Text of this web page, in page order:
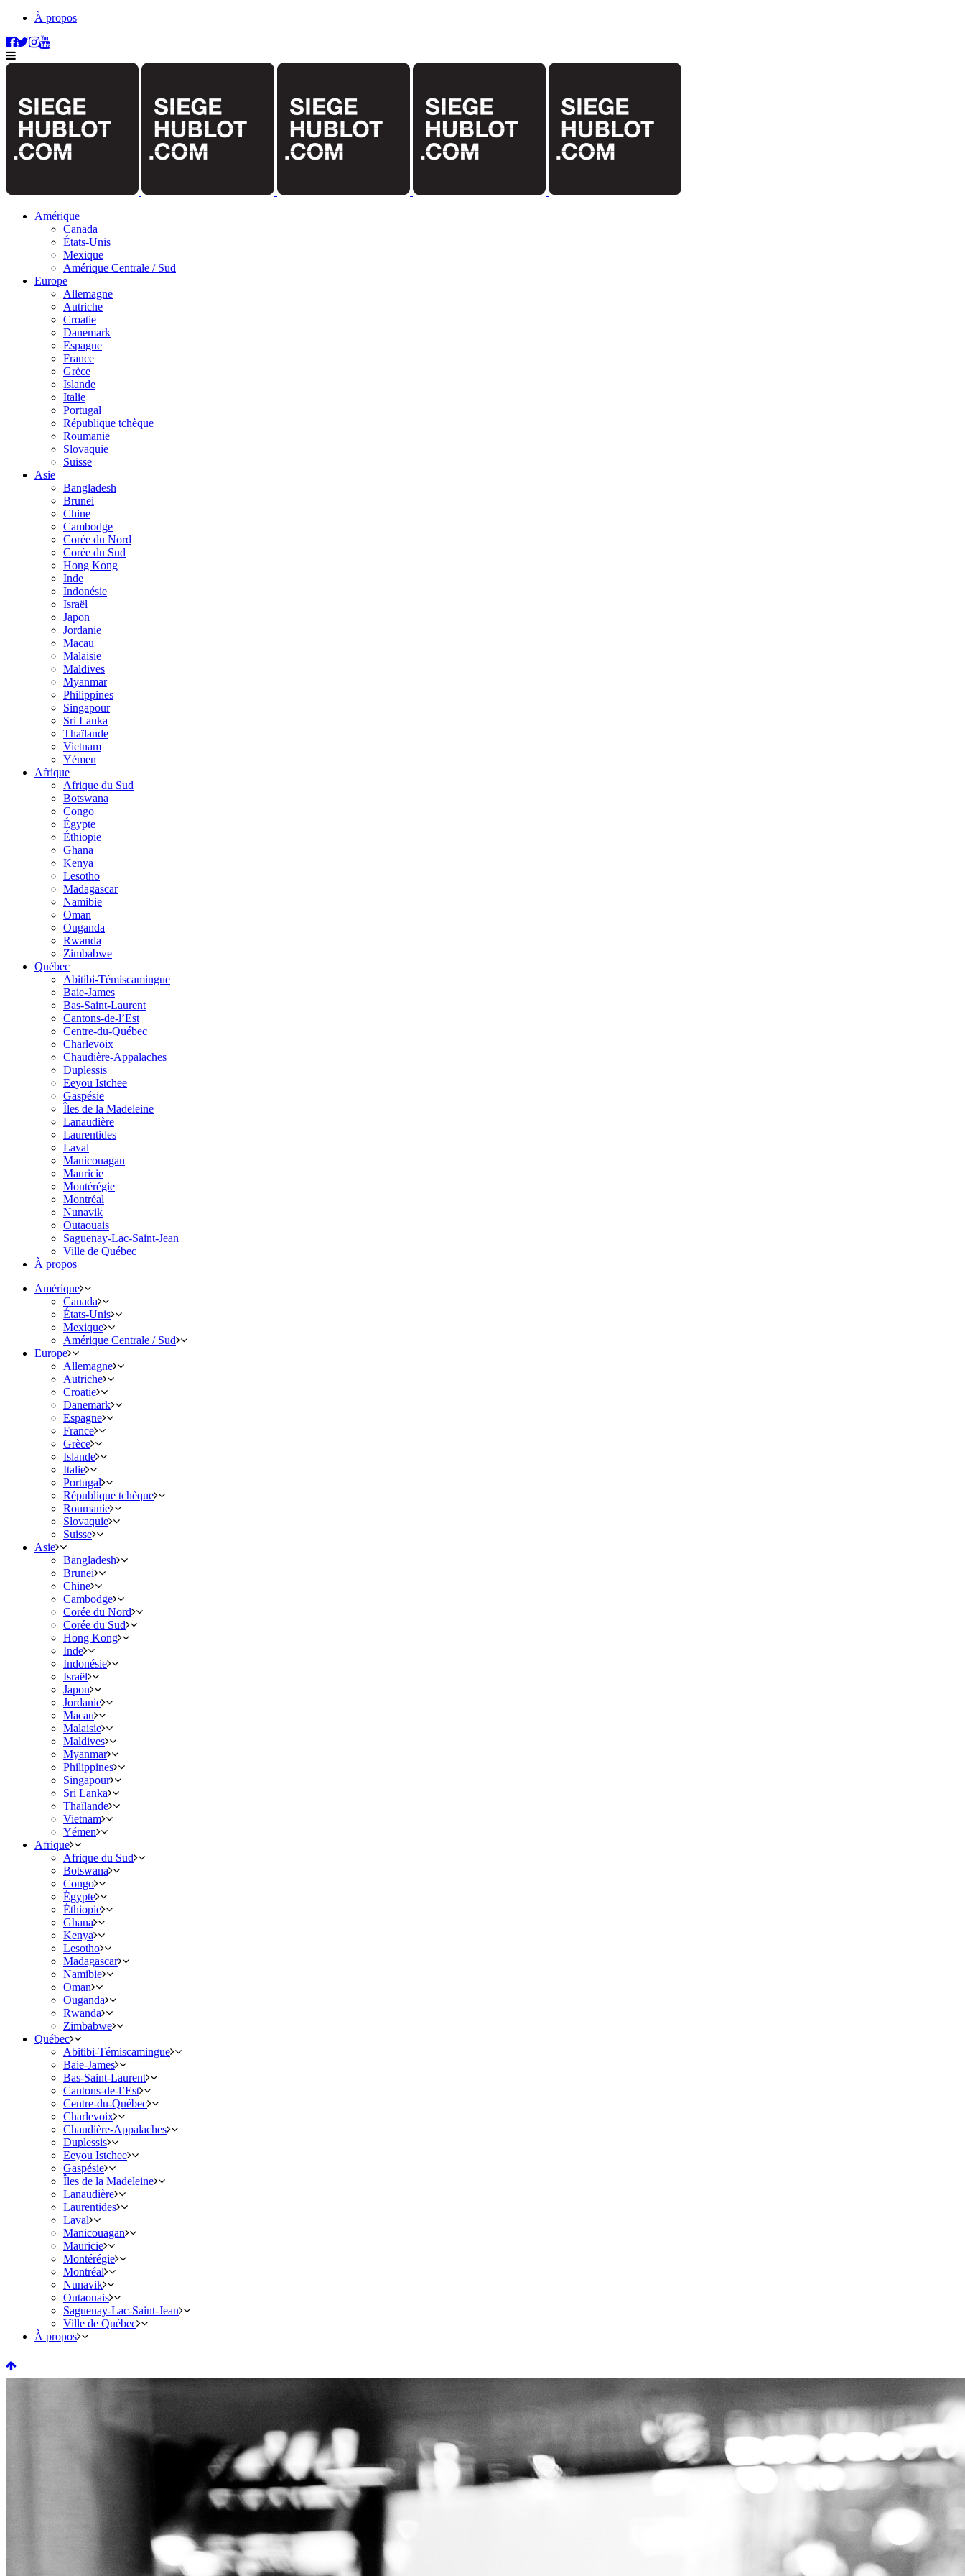
À propos
Amérique
Canada
États-Unis
Mexique
Amérique Centrale / Sud
Europe
Allemagne
Autriche
Croatie
Danemark
Espagne
France
Grèce
Islande
Italie
Portugal
République tchèque
Roumanie
Slovaquie
Suisse
Asie
Bangladesh
Brunei
Chine
Cambodge
Corée du Nord
Corée du Sud
Hong Kong
Inde
Indonésie
Israël
Japon
Jordanie
Macau
Malaisie
Maldives
Myanmar
Philippines
Singapour
Sri Lanka
Thaïlande
Vietnam
Yémen
Afrique
Afrique du Sud
Botswana
Congo
Égypte
Éthiopie
Ghana
Kenya
Lesotho
Madagascar
Namibie
Oman
Ouganda
Rwanda
Zimbabwe
Québec
Abitibi-Témiscamingue
Baie-James
Bas-Saint-Laurent
Cantons-de-l’Est
Centre-du-Québec
Charlevoix
Chaudière-Appalaches
Duplessis
Eeyou Istchee
Gaspésie
Îles de la Madeleine
Lanaudière
Laurentides
Laval
Manicouagan
Mauricie
Montérégie
Montréal
Nunavik
Outaouais
Saguenay-Lac-Saint-Jean
Ville de Québec
À propos
Amérique
Canada
États-Unis
Mexique
Amérique Centrale / Sud
Europe
Allemagne
Autriche
Croatie
Danemark
Espagne
France
Grèce
Islande
Italie
Portugal
République tchèque
Roumanie
Slovaquie
Suisse
Asie
Bangladesh
Brunei
Chine
Cambodge
Corée du Nord
Corée du Sud
Hong Kong
Inde
Indonésie
Israël
Japon
Jordanie
Macau
Malaisie
Maldives
Myanmar
Philippines
Singapour
Sri Lanka
Thaïlande
Vietnam
Yémen
Afrique
Afrique du Sud
Botswana
Congo
Égypte
Éthiopie
Ghana
Kenya
Lesotho
Madagascar
Namibie
Oman
Ouganda
Rwanda
Zimbabwe
Québec
Abitibi-Témiscamingue
Baie-James
Bas-Saint-Laurent
Cantons-de-l’Est
Centre-du-Québec
Charlevoix
Chaudière-Appalaches
Duplessis
Eeyou Istchee
Gaspésie
Îles de la Madeleine
Lanaudière
Laurentides
Laval
Manicouagan
Mauricie
Montérégie
Montréal
Nunavik
Outaouais
Saguenay-Lac-Saint-Jean
Ville de Québec
À propos